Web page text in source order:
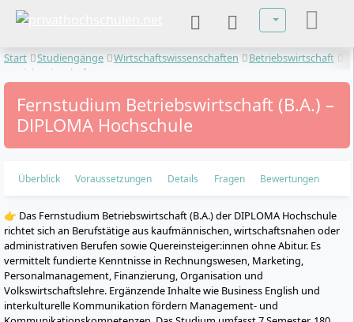
Sprache
Start Studiengänge Wirtschaftswissenschaften
Betriebswirtschaft
Betriebswirtschaft
Fernstudium Betriebswirtschaft (B.A.) –
DIPLOMA Hochschule
Überblick Voraussetzungen Details Fragen Bewertungen
👉 Das Fernstudium Betriebswirtschaft (B.A.) der DIPLOMA Hochschule
richtet sich an Berufstätige aus kaufmännischen, wirtschaftsnahen oder
administrativen Berufen sowie Quereinsteiger:innen ohne Abitur. Es
vermittelt fundierte Kenntnisse in Rechnungswesen, Marketing,
Personalmanagement, Finanzierung, Organisation und
Volkswirtschaftslehre. Ergänzende Inhalte wie Business English und
interkulturelle Kommunikation fördern Management- und